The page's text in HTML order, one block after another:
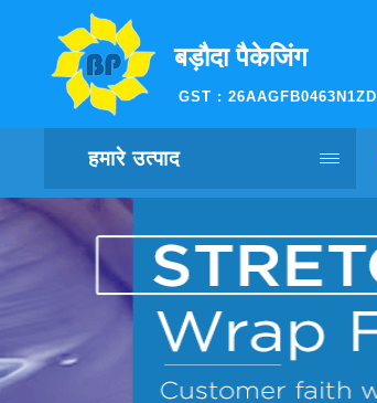
बड़ौदा पैकेजिंग
GST : 26AAGFB0463N1ZD
हमारे उत्पाद